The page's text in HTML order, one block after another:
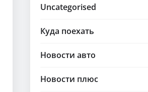
Uncategorised
Куда поехать
Новости авто
Новости плюс